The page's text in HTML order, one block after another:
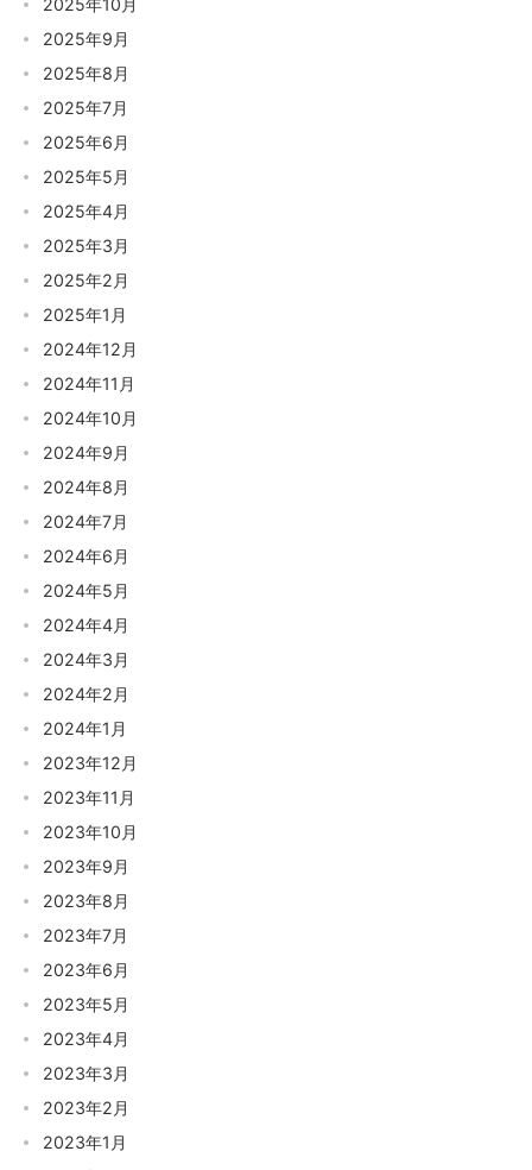
2025年10月
2025年9月
2025年8月
2025年7月
2025年6月
2025年5月
2025年4月
2025年3月
2025年2月
2025年1月
2024年12月
2024年11月
2024年10月
2024年9月
2024年8月
2024年7月
2024年6月
2024年5月
2024年4月
2024年3月
2024年2月
2024年1月
2023年12月
2023年11月
2023年10月
2023年9月
2023年8月
2023年7月
2023年6月
2023年5月
2023年4月
2023年3月
2023年2月
2023年1月